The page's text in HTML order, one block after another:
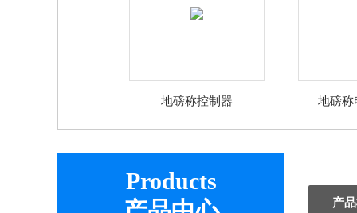
地磅称控制器 地磅称
Products
产